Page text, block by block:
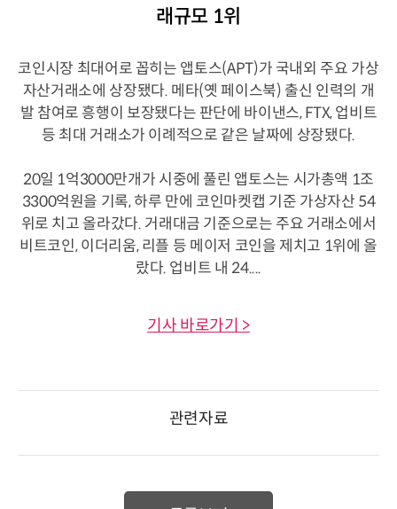
래규모 1위
코인시장 최대어로 꼽히는 앱토스(APT)가 국내외 주요 가상
자산거래소에 상장됐다. 메타(옛 페이스북) 출신 인력의 개
발 참여로 흥행이 보장됐다는 판단에 바이낸스, FTX, 업비트
등 최대 거래소가 이례적으로 같은 날짜에 상장됐다.
20일 1억3000만개가 시중에 풀린 앱토스는 시가총액 1조
3300억원을 기록, 하루 만에 코인마켓캡 기준 가상자산 54
위로 치고 올라갔다. 거래대금 기준으로는 주요 거래소에서
비트코인, 이더리움, 리플 등 메이저 코인을 제치고 1위에 올
랐다. 업비트 내 24....
기사 바로가기 >
관련자료